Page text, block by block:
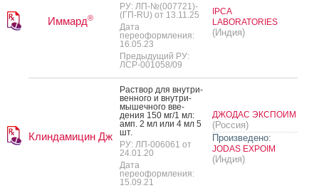
Иммард®
РУ: ЛП-№(007721)-
(ГП-RU) от 13.11.25
Дата
переоформления:
16.05.23
Предыдущий РУ:
ЛСР-001058/09
IPCA
LABORATORIES
(Индия)
Клиндамицин Дж
Рас­твор для внут­ри­
вен­но­го и внут­ри­
мышеч­но­го вве­
дения 150 мг/1 мл:
амп. 2 мл или 4 мл 5
шт.
РУ: ЛП-006061 от
24.01.20
Дата
переоформления:
15.09.21
ДЖОДАС ЭКСПОИМ
(Россия)
Произведено:
JODAS EXPOIM
(Индия)